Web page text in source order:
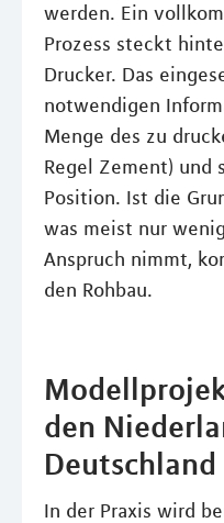
werden. Ein
Prozess steckt
Drucker. Das
notwendigen
Menge des zu
Regel Zement) und
Position. Ist die
was meist nur
Anspruch nimmt,
den Rohbau.
den
Deutschland
In der Praxis wird